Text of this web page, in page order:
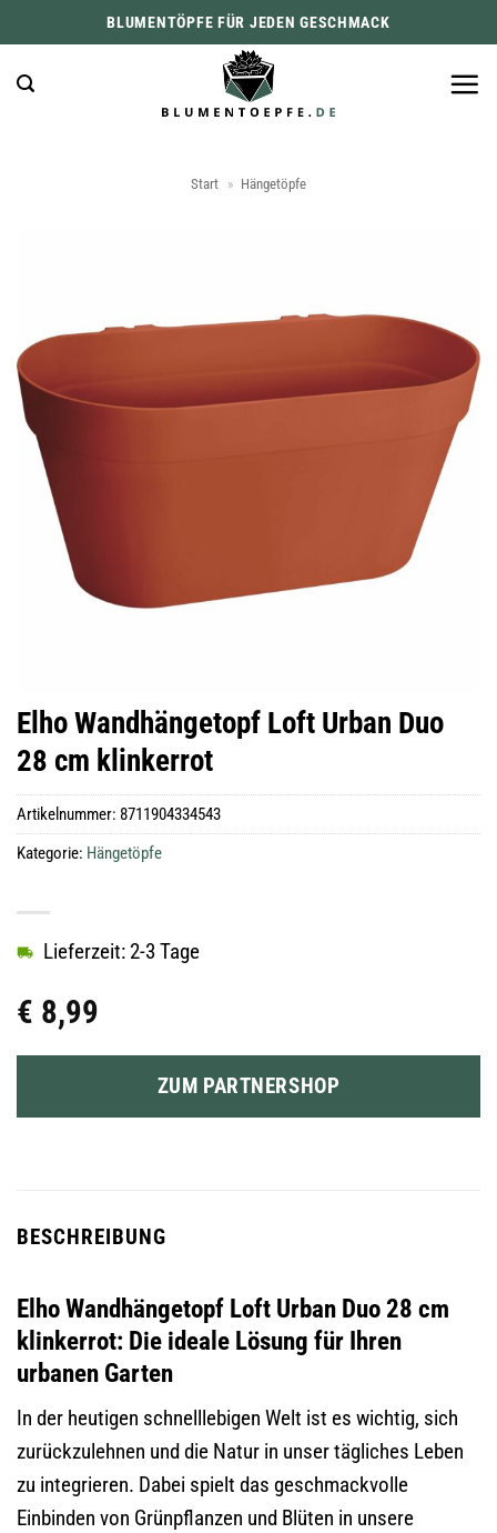
Inhalt
springen
BLUMENTÖPFE FÜR JEDEN GESCHMACK
Start » Hängetöpfe
Elho Wandhängetopf Loft Urban Duo
28 cm klinkerrot
€ 8,99
Lieferzeit: 2-3 Tage
ZUM PARTNERSHOP
Artikelnummer: 8711904334543
Kategorie: Hängetöpfe
BESCHREIBUNG
Elho Wandhängetopf Loft Urban Duo 28 cm
klinkerrot: Die ideale Lösung für Ihren
urbanen Garten
In der heutigen schnelllebigen Welt ist es wichtig, sich
zurückzulehnen und die Natur in unser tägliches Leben
zu integrieren. Dabei spielt das geschmackvolle
Einbinden von Grünpflanzen und Blüten in unsere